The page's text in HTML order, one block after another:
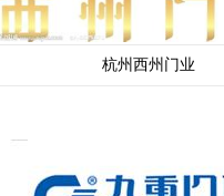
杭州西州门业